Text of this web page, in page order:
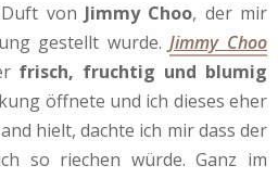
von Jimmy Choo, der mir
gestellt wurde.Jimmy Choo
frisch, fruchtig und blumig
öffnete und ich dieses eher
hielt, dachte ich mir dass der
so riechen würde. Ganz im